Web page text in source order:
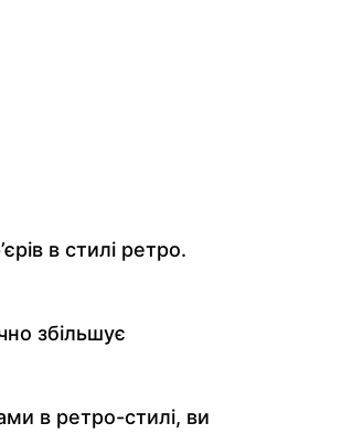
в стилі ретро.
збільшує
в ретро-стилі, ви